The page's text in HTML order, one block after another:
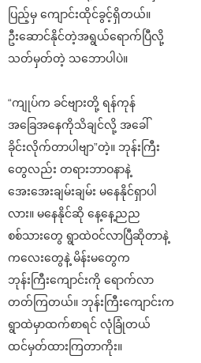
ပြည့်မှ ကျောင်းထိုင်ခွင့်ရှိတယ်။
ဦးဆောင်နိုင်တဲ့အရွယ်ရောက်ပြီလို့
သတ်မှတ်တဲ့ သဘောပါပဲ။
“ကျုပ်က ခင်ဗျားတို့ ရန်ကုန်
အခြေအနေကိုသိချင်လို့ အခေါ်
ခိုင်းလိုက်တာပါဗျာ”တဲ့။ ဘုန်းကြီး
တွေလည်း တရားဘာဝနာနဲ့
အေးအေးချမ်းချမ်း မနေနိုင်ရှာပါ
လား။ မနေနိုင်ဆို နေ့နေ့ညည
စစ်သားတွေ ရွာထဲဝင်လာပြီဆိုတာနဲ့
ကလေးတွေနဲ့ မိန်းမတွေက
ဘုန်းကြီးကျောင်းကို ရောက်လာ
တတ်ကြတယ်။ ဘုန်းကြီးကျောင်းက
ရွာထဲမှာထက်စာရင် လုံခြုံတယ်
ထင်မှတ်ထားကြတာကိုး။